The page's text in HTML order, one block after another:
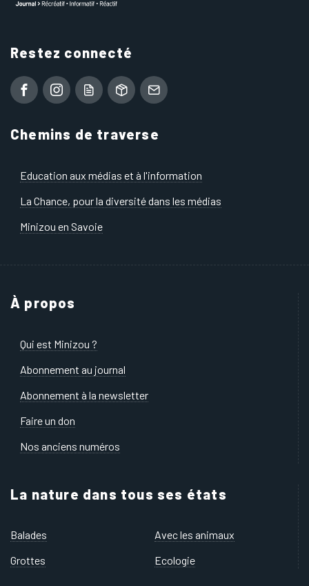
Restez connecté
Chemins de traverse
Education aux médias et à l'information
La Chance, pour la diversité dans les médias
Minizou en Savoie
À propos
Qui est Minizou ?
Abonnement au journal
Abonnement à la newsletter
Faire un don
Nos anciens numéros
La nature dans tous ses états
Balades
Avec les animaux
Grottes
Ecologie